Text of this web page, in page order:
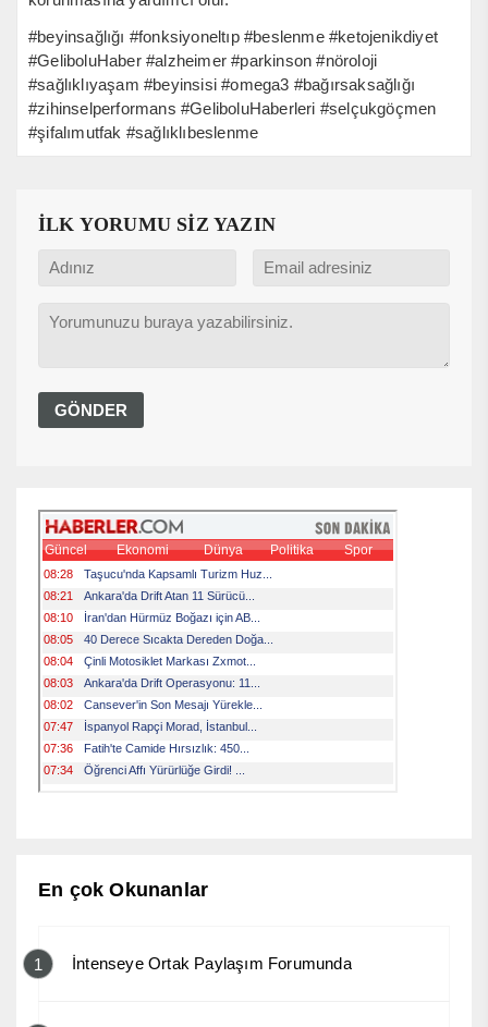
#beyinsağlığı #fonksiyoneltıp #beslenme #ketojenikdiyet
#GeliboluHaber #alzheimer #parkinson #nöroloji
#sağlıklıyaşam #beyinsisi #omega3 #bağırsaksağlığı
#zihinselperformans #GeliboluHaberleri #selçukgöçmen
#şifalımutfak #sağlıklıbeslenme
İLK YORUMU SİZ YAZIN
En çok Okunanlar
1 İntenseye Ortak Paylaşım Forumunda